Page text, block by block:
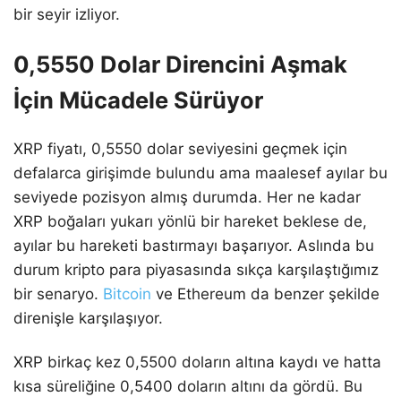
bir seyir izliyor.
0,5550 Dolar Direncini Aşmak
İçin Mücadele Sürüyor
XRP fiyatı, 0,5550 dolar seviyesini geçmek için
defalarca girişimde bulundu ama maalesef ayılar bu
seviyede pozisyon almış durumda. Her ne kadar
XRP boğaları yukarı yönlü bir hareket beklese de,
ayılar bu hareketi bastırmayı başarıyor. Aslında bu
durum kripto para piyasasında sıkça karşılaştığımız
bir senaryo. Bitcoin ve Ethereum da benzer şekilde
direnişle karşılaşıyor.
XRP birkaç kez 0,5500 doların altına kaydı ve hatta
kısa süreliğine 0,5400 doların altını da gördü. Bu